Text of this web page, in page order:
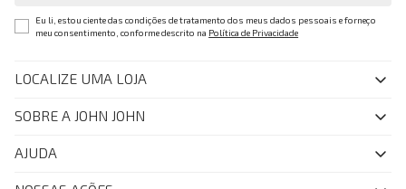
Eu li, estou ciente das condições de tratamento dos meus dados pessoais e forneço
meu consentimento, conforme descrito na Política de Privacidade
LOCALIZE UMA LOJA
SOBRE A JOHN JOHN
Quem Somos
AJUDA
FAQ